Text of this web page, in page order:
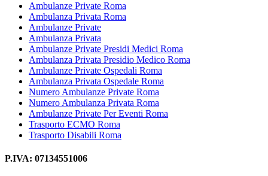
Ambulanze Private Roma
Ambulanza Privata Roma
Ambulanze Private
Ambulanza Privata
Ambulanze Private Presidi Medici Roma
Ambulanza Privata Presidio Medico Roma
Ambulanze Private Ospedali Roma
Ambulanza Privata Ospedale Roma
Numero Ambulanze Private Roma
Numero Ambulanza Privata Roma
Ambulanze Private Per Eventi Roma
Trasporto ECMO Roma
Trasporto Disabili Roma
P.IVA: 07134551006